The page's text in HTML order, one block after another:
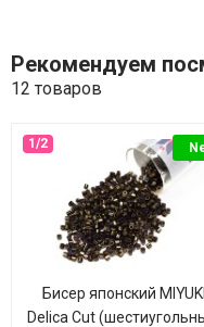
Рекомендуем
12 товаров
Бисер японский MIYUKI
Delica Cut